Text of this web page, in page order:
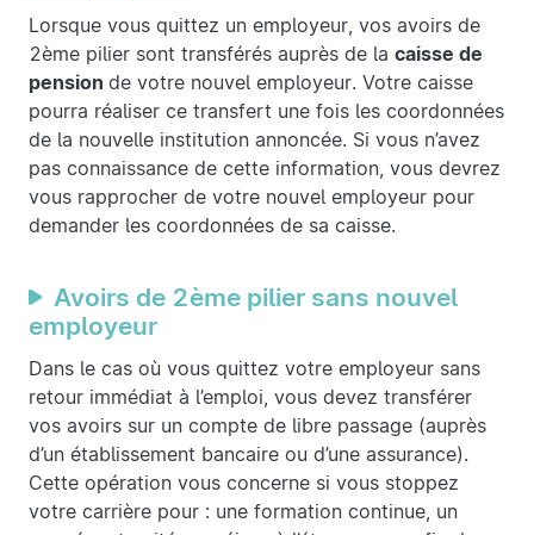
Lorsque vous quittez un employeur, vos avoirs de
2ème pilier sont transférés auprès de la caisse de
pension de votre nouvel employeur. Votre caisse
pourra réaliser ce transfert une fois les coordonnées
de la nouvelle institution annoncée. Si vous n’avez
pas connaissance de cette information, vous devrez
vous rapprocher de votre nouvel employeur pour
demander les coordonnées de sa caisse.
Avoirs de 2ème pilier sans nouvel
employeur
Dans le cas où vous quittez votre employeur sans
retour immédiat à l’emploi, vous devez transférer
vos avoirs sur un compte de libre passage (auprès
d’un établissement bancaire ou d’une assurance).
Cette opération vous concerne si vous stoppez
votre carrière pour : une formation continue, un